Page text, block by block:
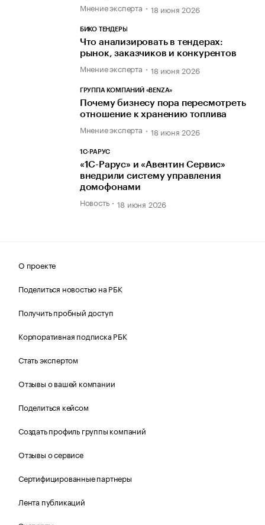
Мнение эксперта 18 июня 2026
БИКО ТЕНДЕРЫ
Что анализировать в тендерах:
рынок, заказчиков и конкурентов
Мнение эксперта 18 июня 2026
ГРУППА КОМПАНИЙ «BENZA»
Почему бизнесу пора пересмотреть
отношение к хранению топлива
Мнение эксперта 18 июня 2026
1С-РАРУС
«1С-Рарус» и «Авентин Сервис»
внедрили систему управления
домофонами
Новость 18 июня 2026
О проекте
Поделиться новостью на РБК
Получить пробный доступ
Корпоративная подписка РБК
Стать экспертом
Отзывы о вашей компании
Поделиться кейсом
Создать профиль группы компаний
Отзывы о сервисе
Сертифицированные партнеры
Лента публикаций